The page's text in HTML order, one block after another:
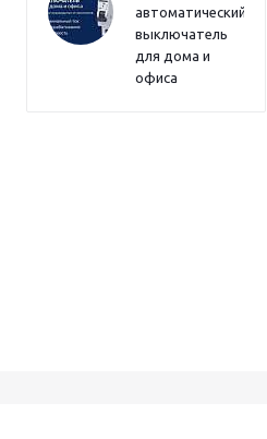
автоматический
выключатель
для дома и
офиса